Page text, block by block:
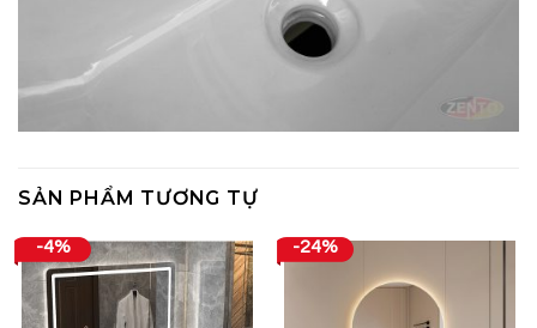
SẢN PHẨM TƯƠNG TỰ
-4% -24%